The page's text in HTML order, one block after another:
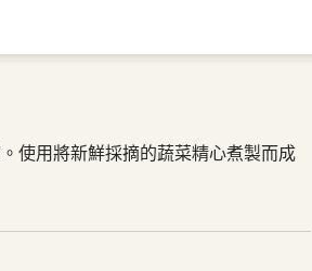
使用將新鮮採摘的蔬菜精心煮製而成